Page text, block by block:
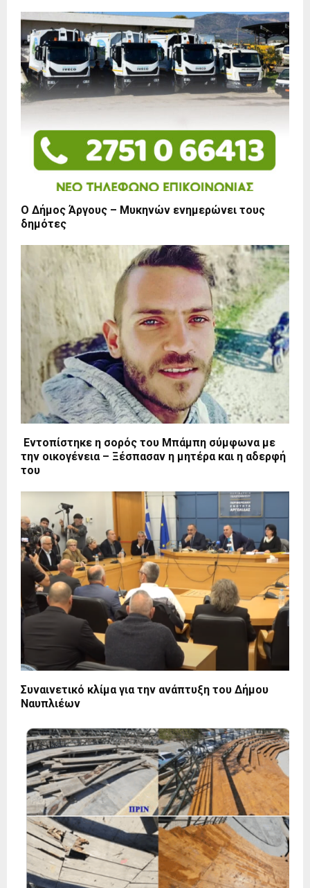
Ο Δήμος Άργους – Μυκηνών ενημερώνει τους
δημότες
Εντοπίστηκε η σορός του Μπάμπη σύμφωνα με
την οικογένεια – Ξέσπασαν η μητέρα και η αδερφή
του
Συναινετικό κλίμα για την ανάπτυξη του Δήμου
Ναυπλιέων